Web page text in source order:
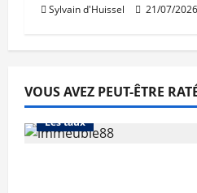
Sylvain d'Huissel 21/07/2026
VOUS AVEZ PEUT-ÊTRE
Abonnés Financement
Les taux